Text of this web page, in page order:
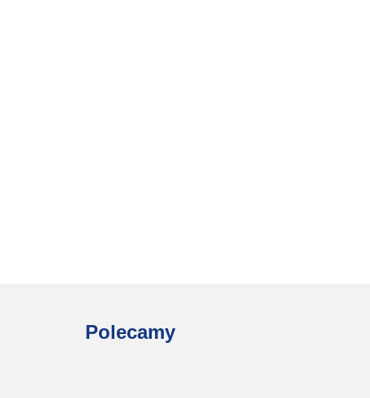
Polecamy